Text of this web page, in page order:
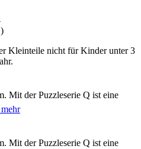
Kleinteile nicht für Kinder unter 3
der Puzzleserie Q ist eine
mehr
der Puzzleserie Q ist eine